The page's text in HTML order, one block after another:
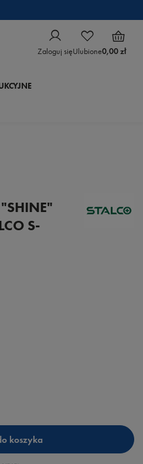
Zaloguj sięUlubione0,00 zł
S-
koszyka